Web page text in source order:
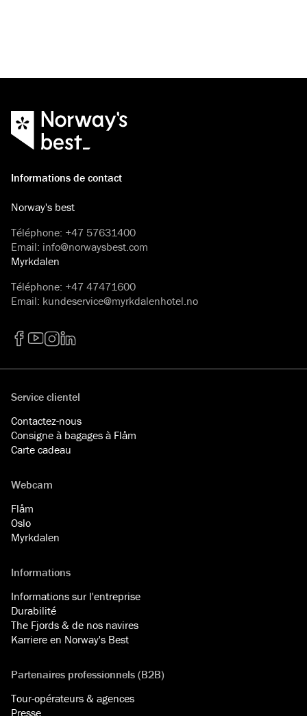
Informations de contact
Norway's best
Téléphone: +47 57631400
Email: info@norwaysbest.com
Myrkdalen
Téléphone: +47 47471600
Email: kundeservice@myrkdalenhotel.no
Service clientel
Contactez-nous
Consigne à bagages à Flåm
Carte cadeau
Webcam
Flåm
Oslo
Myrkdalen
Informations
Informations sur l'entreprise
Durabilité
The Fjords & de nos navires
Karriere en Norway's Best
Partenaires professionnels (B2B)
Tour-opérateurs & agences
Presse